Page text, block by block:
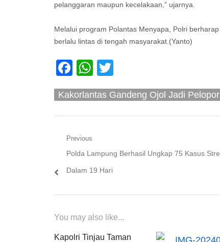
pelanggaran maupun kecelakaan,” ujarnya.
Melalui program Polantas Menyapa, Polri
berlalu lintas di tengah masyarakat.(Yanto)
Facebook
WhatsApp
Kakorlantas Gandeng Ojol Jadi
Navigasi
pos
Previous
Previous
post:
Polda Lampung Berhasil Ungkap 75 Kasus
Dalam 19 Hari
You may also like...
Kapolri Tinjau Taman